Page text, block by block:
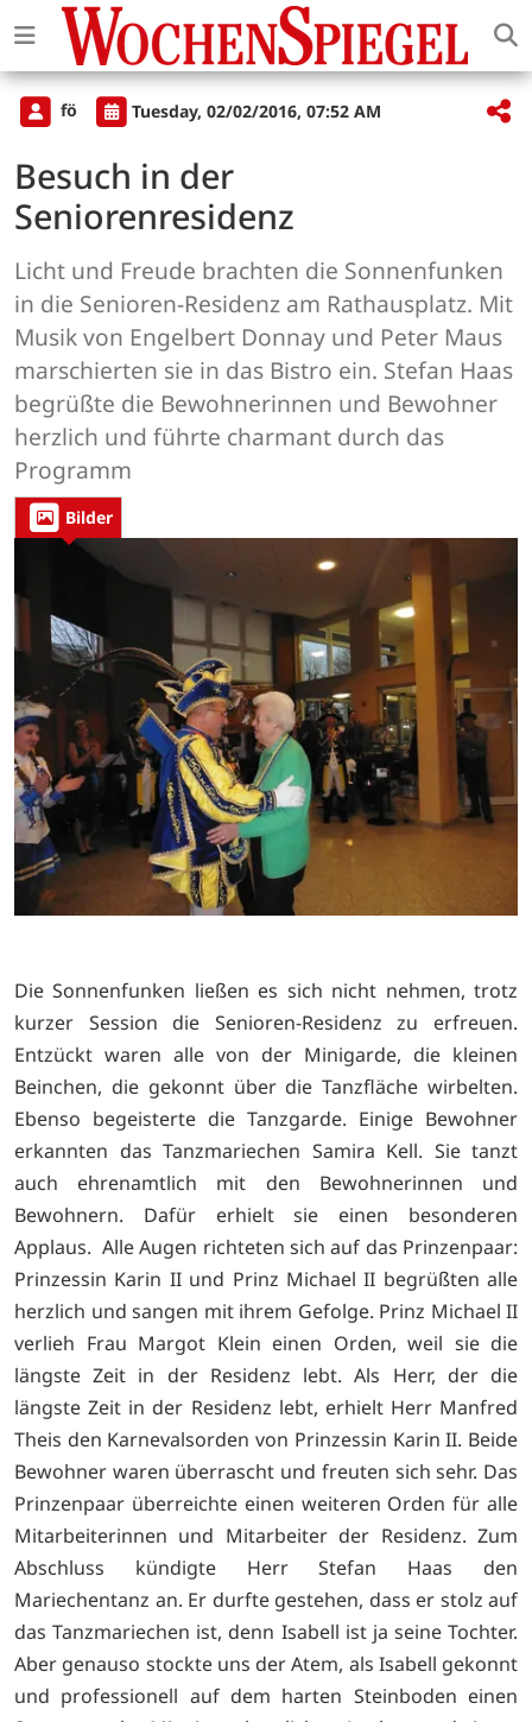
fö Tuesday, 02/02/2016, 07:52 AM
Besuch in der
Seniorenresidenz
Licht und Freude brachten die Sonnenfunken
in die Senioren-Residenz am Rathausplatz. Mit
Musik von Engelbert Donnay und Peter Maus
marschierten sie in das Bistro ein. Stefan Haas
begrüßte die Bewohnerinnen und Bewohner
herzlich und führte charmant durch das
Programm
Bilder
Die Sonnenfunken ließen es sich nicht nehmen, trotz
kurzer Session die Senioren-Residenz zu erfreuen.
Entzückt waren alle von der Minigarde, die kleinen
Beinchen, die gekonnt über die Tanzfläche wirbelten.
Ebenso begeisterte die Tanzgarde. Einige Bewohner
erkannten das Tanzmariechen Samira Kell. Sie tanzt
auch ehrenamtlich mit den Bewohnerinnen und
Bewohnern. Dafür erhielt sie einen besonderen
Applaus. Alle Augen richteten sich auf das Prinzenpaar:
Prinzessin Karin II und Prinz Michael II begrüßten alle
herzlich und sangen mit ihrem Gefolge. Prinz Michael II
verlieh Frau Margot Klein einen Orden, weil sie die
längste Zeit in der Residenz lebt. Als Herr, der die
längste Zeit in der Residenz lebt, erhielt Herr Manfred
Theis den Karnevalsorden von Prinzessin Karin II. Beide
Bewohner waren überrascht und freuten sich sehr. Das
Prinzenpaar überreichte einen weiteren Orden für alle
Mitarbeiterinnen und Mitarbeiter der Residenz. Zum
Abschluss kündigte Herr Stefan Haas den
Mariechentanz an. Er durfte gestehen, dass er stolz auf
das Tanzmariechen ist, denn Isabell ist ja seine Tochter.
Aber genauso stockte uns der Atem, als Isabell gekonnt
und professionell auf dem harten Steinboden einen